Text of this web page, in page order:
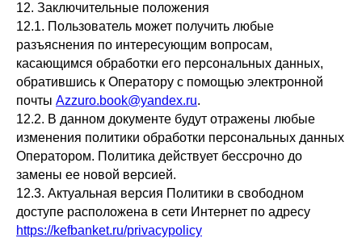
12. Заключительные положения
12.1. Пользователь может получить любые
разъяснения по интересующим вопросам,
касающимся обработки его персональных данных,
обратившись к Оператору с помощью электронной
почты Azzuro.book@yandex.ru.
12.2. В данном документе будут отражены любые
изменения политики обработки персональных данных
Оператором. Политика действует бессрочно до
замены ее новой версией.
12.3. Актуальная версия Политики в свободном
доступе расположена в сети Интернет по адресу
https://kefbanket.ru/privacypolicy